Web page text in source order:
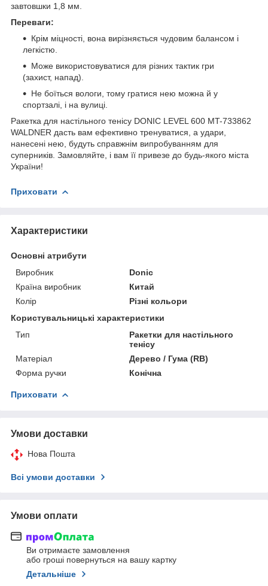
завтовшки 1,8 мм.
Переваги:
Крім міцності, вона вирізняється чудовим балансом і
легкістю.
Може використовуватися для різних тактик гри
(захист, напад).
Не боїться вологи, тому гратися нею можна й у
спортзалі, і на вулиці.
Ракетка для настільного тенісу DONIC LEVEL 600 MT-733862
WALDNER дасть вам ефективно тренуватися, а удари,
нанесені нею, будуть справжнім випробуванням для
суперників. Замовляйте, і вам її привезе до будь-якого міста
України!
Приховати
Характеристики
Основні атрибути
Виробник
Donic
Країна виробник
Китай
Колір
Різні кольори
Користувальницькі характеристики
Тип
Ракетки для настільного
тенісу
Матеріал
Дерево / Гума (RB)
Форма ручки
Конічна
Приховати
Умови доставки
Нова Пошта
Всі умови доставки
Умови оплати
Ви отримаєте замовлення
або гроші повернуться на вашу картку
Детальніше